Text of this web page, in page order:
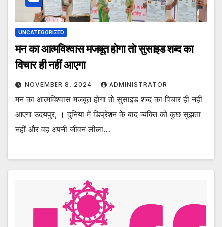
UNCATEGORIZED
मन का आत्मविश्वास मजबूत होगा तो सुसाइड शब्द का
विचार ही नहीं आएगा
NOVEMBER 8, 2024 ADMINISTRATOR
मन का आत्मविश्वास मजबूत होगा तो सुसाइड शब्द का विचार ही नहीं
आएगा उदयपुर, । दुनिया में डिप्रेशन के बाद व्यक्ति को कुछ सुझता
नहीं और वह अपनी जीवन लीला…